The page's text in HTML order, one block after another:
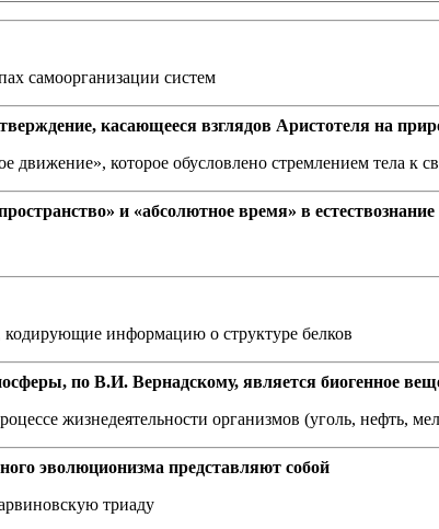
самоорганизации систем
касающееся взглядов Аристотеля на
движение», которое обусловлено стремлением тела к
и «абсолютное время» в естествознание
информацию о структуре белков
по В.И. Вернадскому, является биогенное
жизнедеятельности организмов (уголь, нефть,
эволюционизма представляют собой
триаду